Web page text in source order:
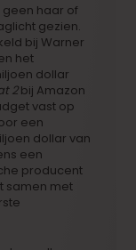
haar of
gezien.
bij Warner
het
dollar
2bij Amazon
vast op
een
dollar van
een
producent
samen met